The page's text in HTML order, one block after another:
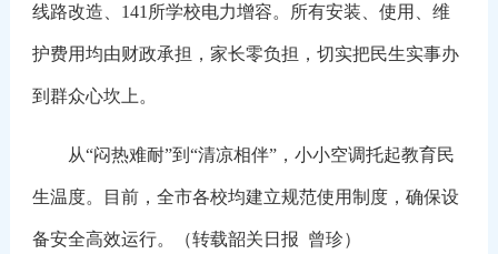
线路改造、141所学校电力增容。所有安装、使用、维
护费用均由财政承担，家长零负担，切实把民生实事办
到群众心坎上。
从“闷热难耐”到“清凉相伴”，小小空调托起教育民
生温度。目前，全市各校均建立规范使用制度，确保设
备安全高效运行。（转载韶关日报 曾珍）